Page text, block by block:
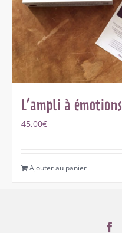
L’ampli à émotions
45,00€
Ajouter au panier